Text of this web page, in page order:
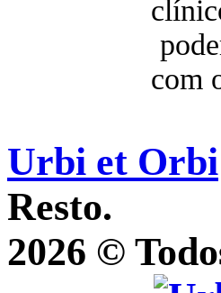
com
Urbi et Orbi
Resto.
2026 ©